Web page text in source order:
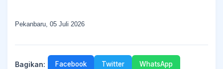
Pekanbaru, 05 Juli 2026
Bagikan: Facebook Twitter WhatsApp